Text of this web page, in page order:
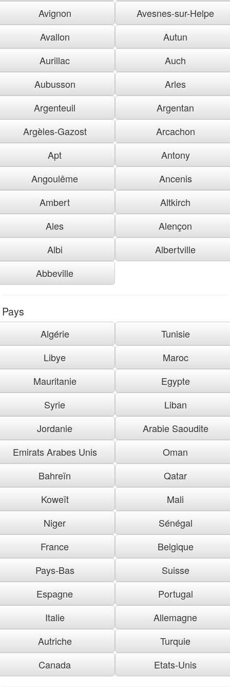
Avignon
Avesnes-sur-Helpe
Avallon
Autun
Aurillac
Auch
Aubusson
Arles
Argenteuil
Argentan
Argèles-Gazost
Arcachon
Apt
Antony
Angoulême
Ancenis
Ambert
Altkirch
Ales
Alençon
Albi
Albertville
Abbeville
Pays
Algérie
Tunisie
Libye
Maroc
Mauritanie
Egypte
Syrie
Liban
Jordanie
Arabie Saoudite
Emirats Arabes Unis
Oman
Bahreïn
Qatar
Koweït
Mali
Niger
Sénégal
France
Belgique
Pays-Bas
Suisse
Espagne
Portugal
Italie
Allemagne
Autriche
Turquie
Canada
Etats-Unis